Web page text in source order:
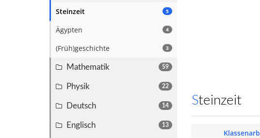
5
Steinzeit
4
Ägypten
3
(Früh)geschichte
59
Mathematik
22
Physik
14
Deutsch
13
Englisch
Steinzeit